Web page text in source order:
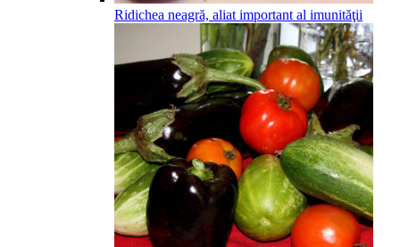
Ridichea neagră, aliat important al imunităţii